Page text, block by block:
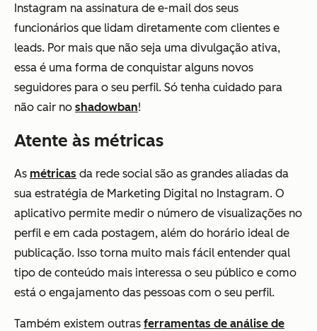
Instagram na assinatura de e-mail dos seus
funcionários que lidam diretamente com clientes e
leads. Por mais que não seja uma divulgação ativa,
essa é uma forma de conquistar alguns novos
seguidores para o seu perfil. Só tenha cuidado para
não cair no shadowban!
Atente às métricas
As métricas da rede social são as grandes aliadas da
sua estratégia de Marketing Digital no Instagram. O
aplicativo permite medir o número de visualizações no
perfil e em cada postagem, além do horário ideal de
publicação. Isso torna muito mais fácil entender qual
tipo de conteúdo mais interessa o seu público e como
está o engajamento das pessoas com o seu perfil.
Também existem outras ferramentas de análise de